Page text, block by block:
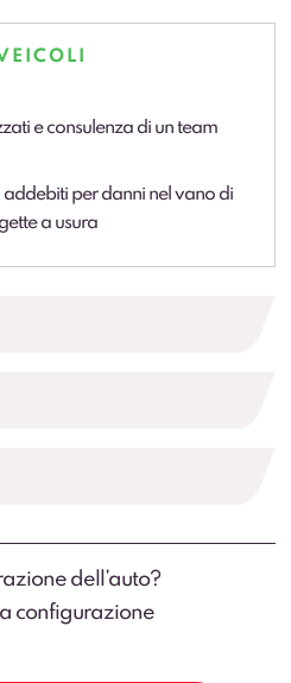
e consulenza di un team
addebiti per danni nel vano di
a usura
dell’auto?
configurazione